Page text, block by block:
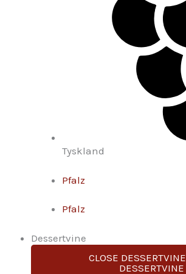
Tyskland
Pfalz
Pfalz
Dessertvine
CLOSE DESSERTVINE
DESSERTVINE